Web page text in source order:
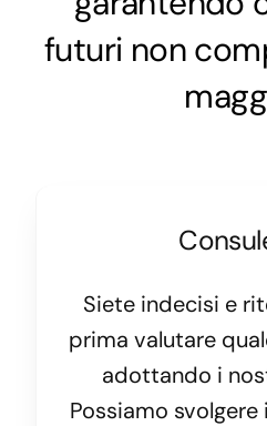
futuri non
Siete indecisi e
prima valutare
adottando i
Possiamo